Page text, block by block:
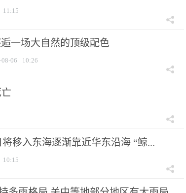
11:15
一场大自然的顶级配色
06 10:26
将移入东海逐渐靠近华东沿海 “鲸...
10:15